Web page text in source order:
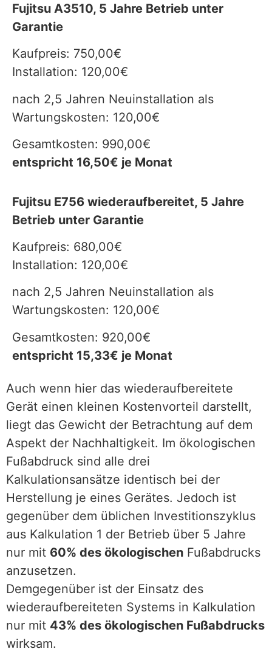
Fujitsu A3510, 5 Jahre Betrieb unter
Garantie
Kaufpreis: 750,00€
Installation: 120,00€
nach 2,5 Jahren Neuinstallation als
Wartungskosten: 120,00€
Gesamtkosten: 990,00€
entspricht 16,50€ je Monat
Fujitsu E756 wiederaufbereitet, 5 Jahre
Betrieb unter Garantie
Kaufpreis: 680,00€
Installation: 120,00€
nach 2,5 Jahren Neuinstallation als
Wartungskosten: 120,00€
Gesamtkosten: 920,00€
entspricht 15,33€ je Monat
Auch wenn hier das wiederaufbereitete
Gerät einen kleinen Kostenvorteil darstellt,
liegt das Gewicht der Betrachtung auf dem
Aspekt der Nachhaltigkeit. Im ökologischen
Fußabdruck sind alle drei
Kalkulationsansätze identisch bei der
Herstellung je eines Gerätes. Jedoch ist
gegenüber dem üblichen Investitionszyklus
aus Kalkulation 1 der Betrieb über 5 Jahre
nur mit 60% des ökologischen Fußabdrucks
anzusetzen.
Demgegenüber ist der Einsatz des
wiederaufbereiteten Systems in Kalkulation
nur mit 43% des ökologischen Fußabdrucks
wirksam.